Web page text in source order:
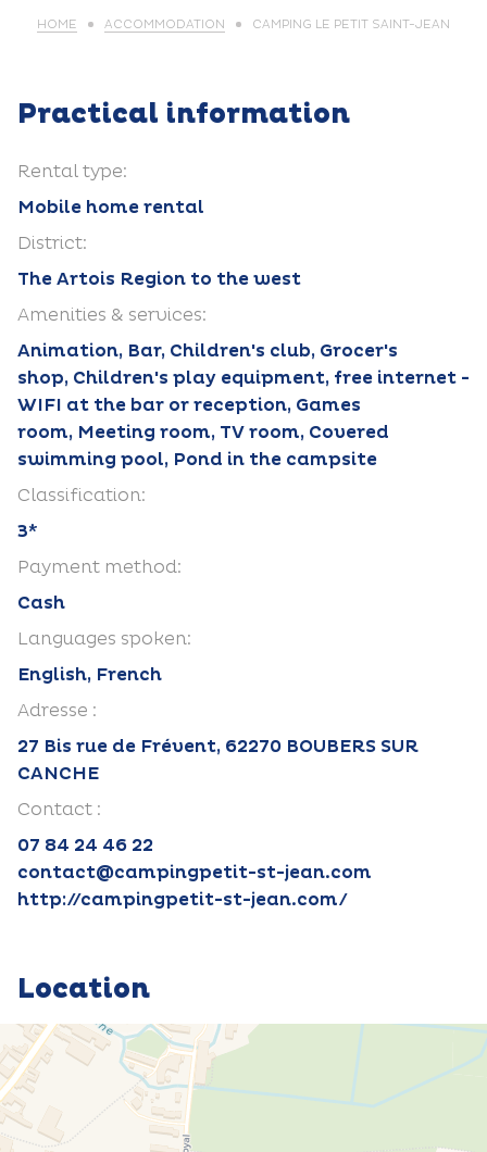
HOME ACCOMMODATION CAMPING LE PETIT SAINT-JEAN
Practical information
Rental type:
Mobile home rental
District:
The Artois Region to the west
Amenities & services:
Animation, Bar, Children's club, Grocer's
shop, Children's play equipment, free internet -
WIFI at the bar or reception, Games
room, Meeting room, TV room, Covered
swimming pool, Pond in the campsite
Classification:
3*
Payment method:
Cash
Languages spoken:
English, French
Adresse :
27 Bis rue de Frévent, 62270 BOUBERS SUR
CANCHE
Contact :
07 84 24 46 22
contact@campingpetit-st-jean.com
http://campingpetit-st-jean.com/
Location